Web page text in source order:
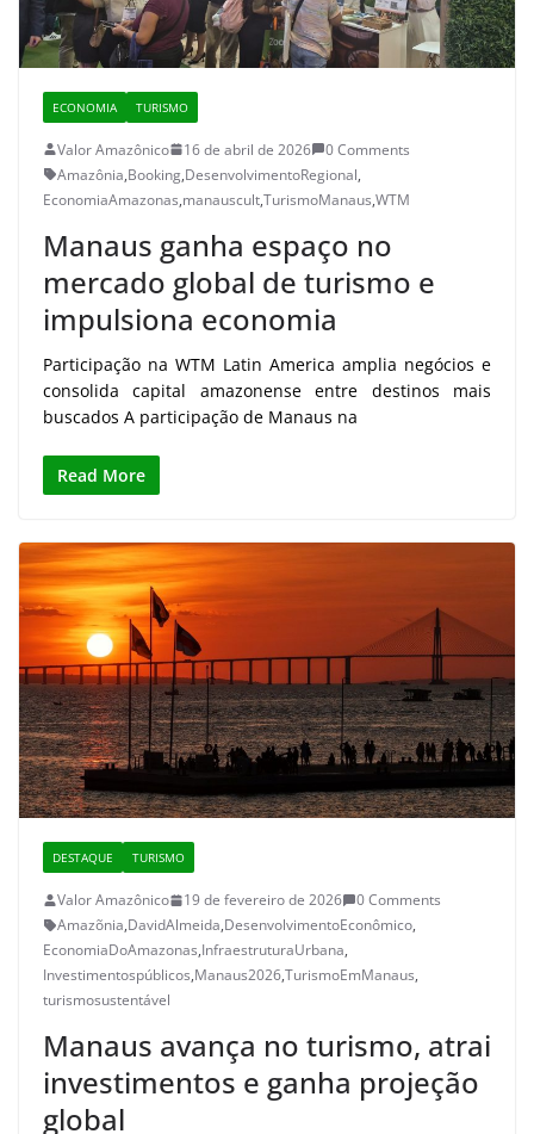
ECONOMIA TURISMO
Valor Amazônico 16 de abril de 2026
0 Comments
Amazônia,Booking,DesenvolvimentoRegional,
EconomiaAmazonas,manauscult,TurismoManaus,WTM
Manaus ganha espaço no
mercado global de turismo e
impulsiona economia
Participação na WTM Latin America amplia negócios e
consolida capital amazonense entre destinos mais
buscados A participação de Manaus na
Read More
DESTAQUE TURISMO
Valor Amazônico 19 de fevereiro de 2026
0 Comments
Amazõnia,DavidAlmeida,DesenvolvimentoEconômico,
EconomiaDoAmazonas,InfraestruturaUrbana,
Investimentospúblicos,Manaus2026,TurismoEmManaus,
turismosustentável
Manaus avança no turismo, atrai
investimentos e ganha projeção
global